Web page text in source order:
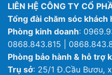
LIÊN HỆ CÔNG TY CỔ
Tổng đài chăm sóc khách
Phòng kinh doanh:
0868.843.815 |
Phòng bảo hành & hỗ trợ
Trụ sở: 25/1 Đ.Cầu Bươu,